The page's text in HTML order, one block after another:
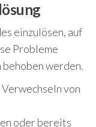
einzulösen, auf
Probleme
behoben werden.
von
oder bereits